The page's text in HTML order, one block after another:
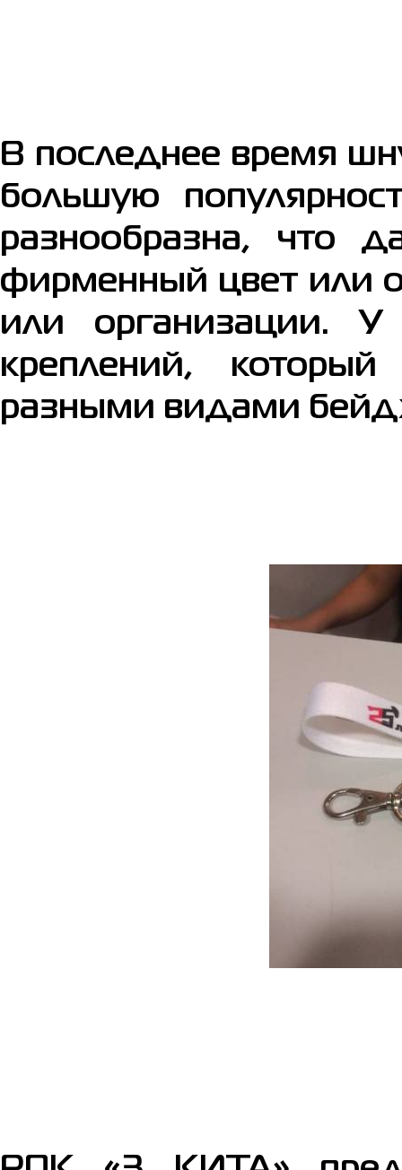
В последнее время
большую
разнообразна, что
фирменный цвет или
или организации.
креплений,
разными видами